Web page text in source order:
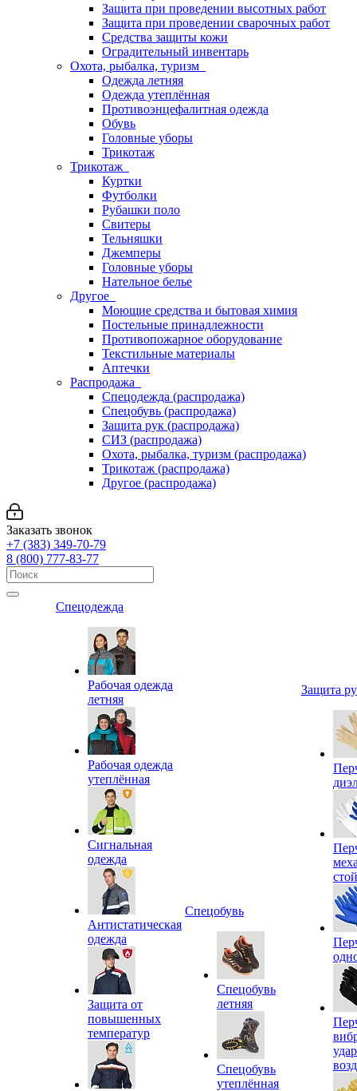
Защита при проведении высотных работ
Защита при проведении сварочных работ
Средства защиты кожи
Оградительный инвентарь
Охота, рыбалка, туризм
Одежда летняя
Одежда утеплённая
Противоэнцефалитная одежда
Обувь
Головные уборы
Трикотаж
Трикотаж
Куртки
Футболки
Рубашки поло
Свитеры
Тельняшки
Джемперы
Головные уборы
Нательное белье
Другое
Моющие средства и бытовая химия
Постельные принадлежности
Противопожарное оборудование
Текстильные материалы
Аптечки
Распродажа
Спецодежда (распродажа)
Спецобувь (распродажа)
Защита рук (распродажа)
СИЗ (распродажа)
Охота, рыбалка, туризм (распродажа)
Трикотаж (распродажа)
Другое (распродажа)
Заказать звонок
+7 (383) 349-70-79
8 (800) 777-83-77
Спецодежда
Рабочая одежда
летняя
Рабочая одежда
утеплённая
Сигнальная
одежда
Антистатическая
одежда
Защита от
повышенных
температур
Спецобувь
Спецобувь
летняя
Спецобувь
утеплённая
Защита